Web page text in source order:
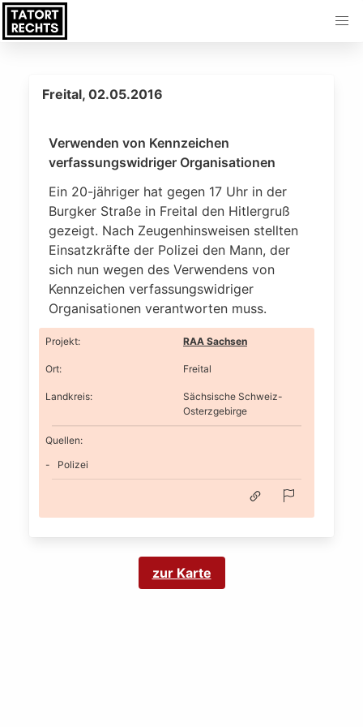
Freital, 02.05.2016
Verwenden von Kennzeichen
verfassungswidriger Organisationen
Ein 20-jähriger hat gegen 17 Uhr in der
Burgker Straße in Freital den Hitlergruß
gezeigt. Nach Zeugenhinsweisen stellten
Einsatzkräfte der Polizei den Mann, der
sich nun wegen des Verwendens von
Kennzeichen verfassungswidriger
Organisationen verantworten muss.
Projekt: RAA Sachsen
Ort: Freital
Landkreis:
Sächsische Schweiz-
Osterzgebirge
Quellen:
Polizei
zur Karte